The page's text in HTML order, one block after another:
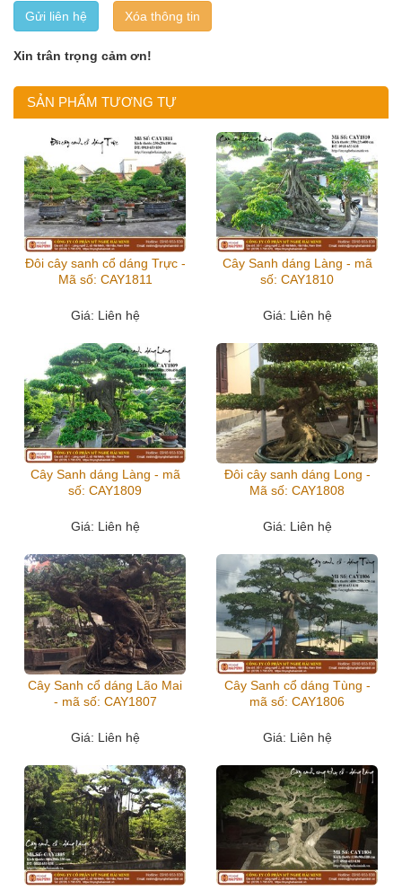
Gửi liên hệ
Xin trân trọng cảm ơn!
SẢN PHẨM TƯƠNG TỰ
Đôi cây sanh cổ dáng Trực -
Mã số: CAY1811
Giá: Liên hệ
Cây Sanh dáng Làng - mã
số: CAY1810
Giá: Liên hệ
Cây Sanh dáng Làng - mã
số: CAY1809
Giá: Liên hệ
Đôi cây sanh dáng Long -
Mã số: CAY1808
Giá: Liên hệ
Cây Sanh cổ dáng Lão Mai
- mã số: CAY1807
Giá: Liên hệ
Cây Sanh cổ dáng Tùng -
mã số: CAY1806
Giá: Liên hệ